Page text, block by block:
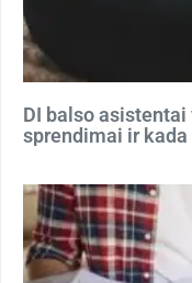
DI balso
sprendimai ir